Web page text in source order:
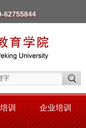
62755844
训 企业培训